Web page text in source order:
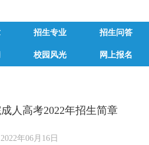
招生专业 招生问答
校园风光 网上报名
人高考2022年招生简章
年06月16日